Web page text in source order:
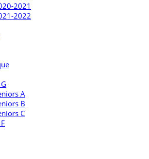
2021
2022
A
B
C